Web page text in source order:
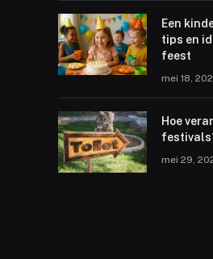
Een
tips en
feest
mei 18,
Hoe
mei 29,